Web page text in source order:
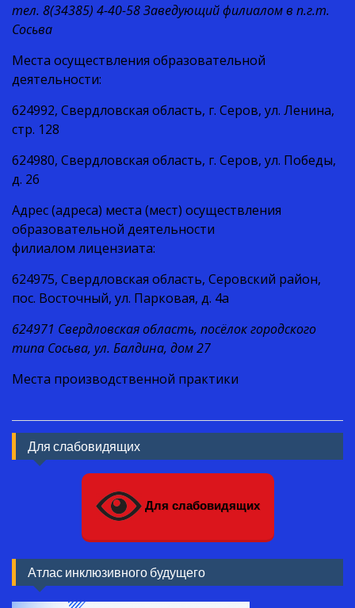
тел. 8(34385) 4-40-58 Заведующий филиалом в п.г.т.
Сосьва
Места осуществления образовательной
деятельности:
624992, Свердловская область, г. Серов, ул. Ленина,
стр. 128
624980, Свердловская область, г. Серов, ул. Победы,
д. 26
Адрес (адреса) места (мест) осуществления
образовательной деятельности
филиалом лицензиата:
624975, Свердловская область, Серовский район,
пос. Восточный, ул. Парковая, д. 4а
624971 Свердловская область, посёлок городского
типа Сосьва, ул. Балдина, дом 27
Места производственной практики
Для слабовидящих
Для слабовидящих
Атлас инклюзивного будущего